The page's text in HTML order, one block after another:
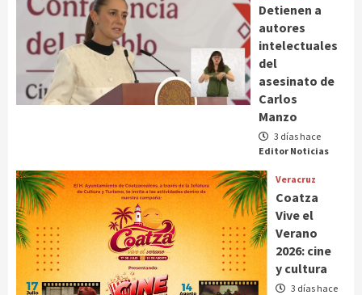
Detienen a
autores
intelectuales
del
asesinato de
Carlos
Manzo
3 días hace
Editor Noticias
Veracruz
Coatza
Vive el
Verano
2026: cine
y cultura
3 días hace